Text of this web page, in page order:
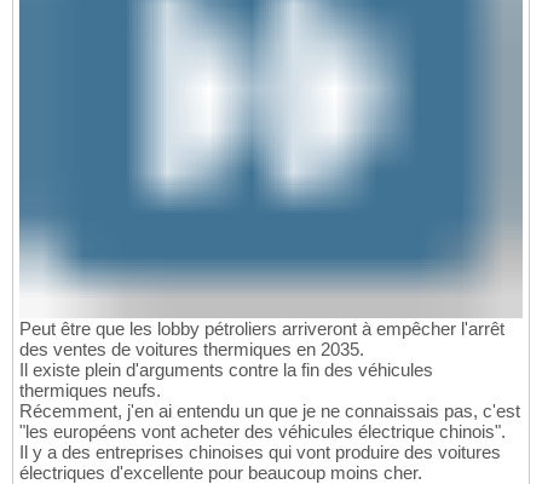
Peut être que les lobby pétroliers arriveront à empêcher l'arrêt
des ventes de voitures thermiques en 2035.
Il existe plein d'arguments contre la fin des véhicules
thermiques neufs.
Récemment, j'en ai entendu un que je ne connaissais pas, c'est
"les européens vont acheter des véhicules électrique chinois".
Il y a des entreprises chinoises qui vont produire des voitures
électriques d'excellente pour beaucoup moins cher.